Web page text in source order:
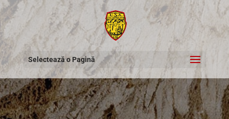
Selectează o Pagină